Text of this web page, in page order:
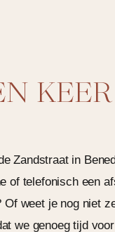
Zandstraat in
of telefonisch een
Of weet je nog niet
we genoeg tijd